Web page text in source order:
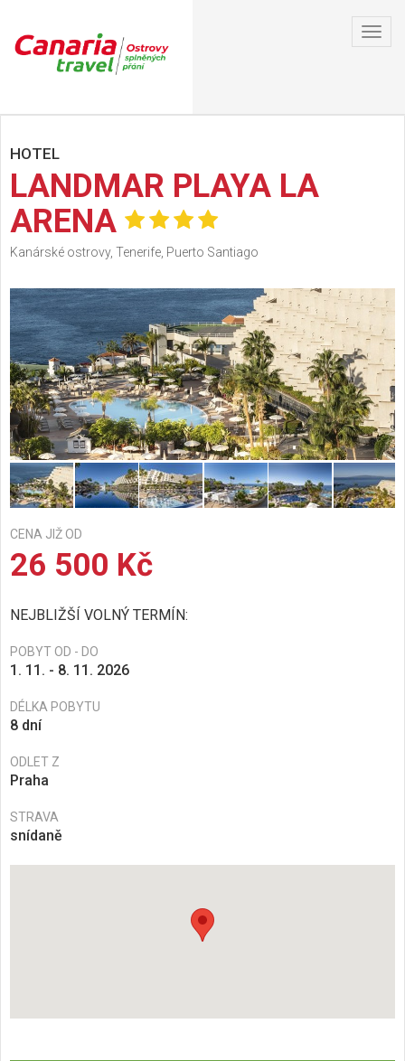
HOTEL
LANDMAR PLAYA LA
ARENA
Kanárské ostrovy, Tenerife, Puerto Santiago
CENA JIŽ OD
26 500 Kč
NEJBLIŽŠÍ VOLNÝ TERMÍN:
POBYT OD - DO
1. 11. - 8. 11. 2026
DÉLKA POBYTU
8 dní
ODLET Z
Praha
STRAVA
snídaně